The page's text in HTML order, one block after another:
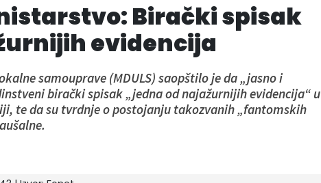
Birački spisak
evidencija
samouprave (MDULS) saopštilo je da „jasno i
birački spisak „jedna od najažurnijih evidencija“ u
te da su tvrdnje o postojanju takozvanih „fantomskih